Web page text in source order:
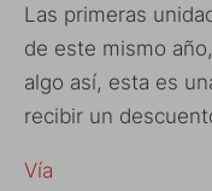
Las primeras
de este mismo
algo así, esta es
recibir un
Vía